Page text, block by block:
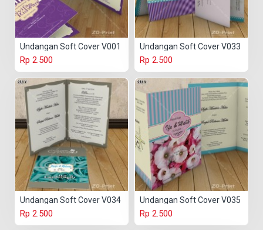
Undangan Soft Cover V001
Rp 2.500
Undangan Soft Cover V033
Rp 2.500
Undangan Soft Cover V034
Rp 2.500
Undangan Soft Cover V035
Rp 2.500